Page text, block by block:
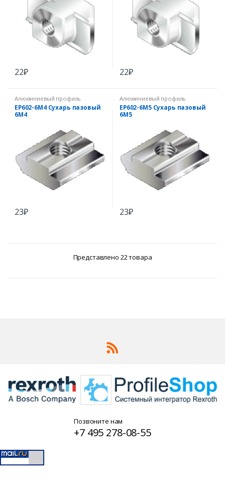
22₽ 22₽
Алюминиевый профиль
EP602-6M4 Сухарь пазовый
6М4
23₽
Алюминиевый профиль
EP602-6M5 Сухарь пазовый
6М5
23₽
Представлено 22 товара
Позвоните нам
+7 495 278-08-55